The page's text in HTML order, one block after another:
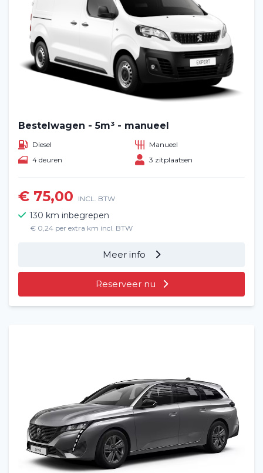
Bestelwagen - 5m³ - manueel
Diesel
Manueel
4 deuren
3 zitplaatsen
€ 75,00 INCL. BTW
130 km inbegrepen
€ 0,24 per extra km incl. BTW
Meer info
Reserveer nu